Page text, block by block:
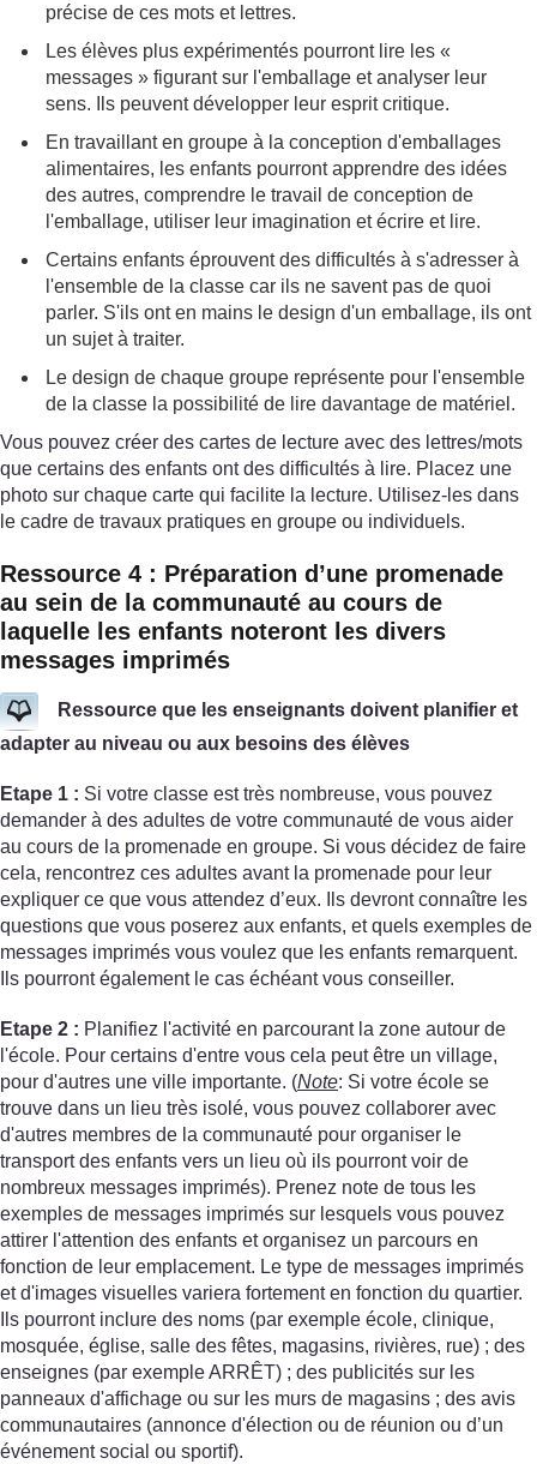
précise de ces mots et lettres.
Les élèves plus expérimentés pourront lire les «
messages » figurant sur l'emballage et analyser leur
sens. Ils peuvent développer leur esprit critique.
En travaillant en groupe à la conception d'emballages
alimentaires, les enfants pourront apprendre des idées
des autres, comprendre le travail de conception de
l'emballage, utiliser leur imagination et écrire et lire.
Certains enfants éprouvent des difficultés à s'adresser à
l'ensemble de la classe car ils ne savent pas de quoi
parler. S'ils ont en mains le design d'un emballage, ils ont
un sujet à traiter.
Le design de chaque groupe représente pour l'ensemble
de la classe la possibilité de lire davantage de matériel.
Vous pouvez créer des cartes de lecture avec des lettres/mots
que certains des enfants ont des difficultés à lire. Placez une
photo sur chaque carte qui facilite la lecture. Utilisez-les dans
le cadre de travaux pratiques en groupe ou individuels.
Ressource 4 : Préparation d’une promenade
au sein de la communauté au cours de
laquelle les enfants noteront les divers
messages imprimés
Ressource que les enseignants doivent planifier et
adapter au niveau ou aux besoins des élèves
Etape 1 : Si votre classe est très nombreuse, vous pouvez
demander à des adultes de votre communauté de vous aider
au cours de la promenade en groupe. Si vous décidez de faire
cela, rencontrez ces adultes avant la promenade pour leur
expliquer ce que vous attendez d’eux. Ils devront connaître les
questions que vous poserez aux enfants, et quels exemples de
messages imprimés vous voulez que les enfants remarquent.
Ils pourront également le cas échéant vous conseiller.
Etape 2 : Planifiez l'activité en parcourant la zone autour de
l'école. Pour certains d'entre vous cela peut être un village,
pour d'autres une ville importante. (Note: Si votre école se
trouve dans un lieu très isolé, vous pouvez collaborer avec
d'autres membres de la communauté pour organiser le
transport des enfants vers un lieu où ils pourront voir de
nombreux messages imprimés). Prenez note de tous les
exemples de messages imprimés sur lesquels vous pouvez
attirer l'attention des enfants et organisez un parcours en
fonction de leur emplacement. Le type de messages imprimés
et d'images visuelles variera fortement en fonction du quartier.
Ils pourront inclure des noms (par exemple école, clinique,
mosquée, église, salle des fêtes, magasins, rivières, rue) ; des
enseignes (par exemple ARRÊT) ; des publicités sur les
panneaux d'affichage ou sur les murs de magasins ; des avis
communautaires (annonce d'élection ou de réunion ou d’un
événement social ou sportif).